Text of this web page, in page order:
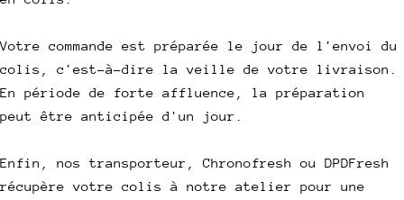
Votre commande est préparée le jour de l'envoi du
colis, c'est-à-dire la veille de votre livraison.
En période de forte affluence, la préparation
peut être anticipée d'un jour.
Enfin, nos transporteur, Chronofresh ou DPDFresh
récupère votre colis à notre atelier pour une